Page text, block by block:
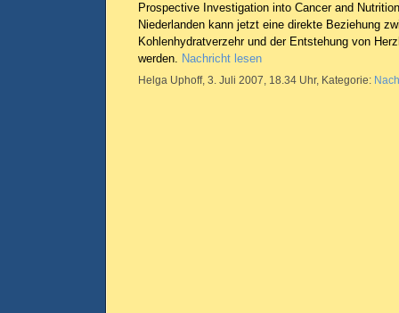
Prospective Investigation into Cancer and Nutrition
Niederlanden kann jetzt eine direkte Beziehung
Kohlenhydratverzehr und der Entstehung von
werden. Nachricht lesen
Helga Uphoff, 3. Juli 2007, 18.34 Uhr, Kategorie: